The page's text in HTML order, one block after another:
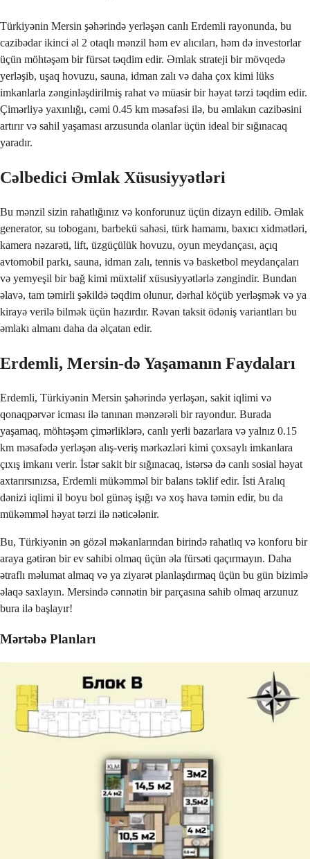
Türkiyənin Mersin şəhərində yerləşən canlı Erdemli rayonunda, bu
cazibədar ikinci əl 2 otaqlı mənzil həm ev alıcıları, həm də investorlar
üçün möhtəşəm bir fürsət təqdim edir. Əmlak strateji bir mövqedə
yerləşib, uşaq hovuzu, sauna, idman zalı və daha çox kimi lüks
imkanlarla zənginləşdirilmiş rahat və müasir bir həyat tərzi təqdim edir.
Çimərliyə yaxınlığı, cəmi 0.45 km məsafəsi ilə, bu əmlakın cazibəsini
artırır və sahil yaşaması arzusunda olanlar üçün ideal bir sığınacaq
yaradır.
Cəlbedici Əmlak Xüsusiyyətləri
Bu mənzil sizin rahatlığınız və konforunuz üçün dizayn edilib. Əmlak
generator, su toboganı, barbekü sahəsi, türk hamamı, baxıcı xidmətləri,
kamera nəzarəti, lift, üzgüçülük hovuzu, oyun meydançası, açıq
avtomobil parkı, sauna, idman zalı, tennis və basketbol meydançaları
və yemyeşil bir bağ kimi müxtəlif xüsusiyyətlərlə zəngindir. Bundan
əlavə, tam təmirli şəkildə təqdim olunur, dərhal köçüb yerləşmək və ya
kirayə verilə bilmək üçün hazırdır. Rəvan taksit ödəniş variantları bu
əmlakı almanı daha da əlçatan edir.
Erdemli, Mersin-də Yaşamanın Faydaları
Erdemli, Türkiyənin Mersin şəhərində yerləşən, sakit iqlimi və
qonaqpərvər icması ilə tanınan mənzərəli bir rayondur. Burada
yaşamaq, möhtəşəm çimərliklərə, canlı yerli bazarlara və yalnız 0.15
km məsafədə yerləşən alış-veriş mərkəzləri kimi çoxsaylı imkanlara
çıxış imkanı verir. İstər sakit bir sığınacaq, istərsə də canlı sosial həyat
axtarırsınızsa, Erdemli mükəmməl bir balans təklif edir. İsti Aralıq
dənizi iqlimi il boyu bol günəş işığı və xoş hava təmin edir, bu da
mükəmməl həyat tərzi ilə nəticələnir.
Bu, Türkiyənin ən gözəl məkanlarından birində rahatlıq və konforu bir
araya gətirən bir ev sahibi olmaq üçün əla fürsəti qaçırmayın. Daha
ətraflı məlumat almaq və ya ziyarət planlaşdırmaq üçün bu gün bizimlə
əlaqə saxlayın. Mersində cənnətin bir parçasına sahib olmaq arzunuz
bura ilə başlayır!
Mərtəbə Planları